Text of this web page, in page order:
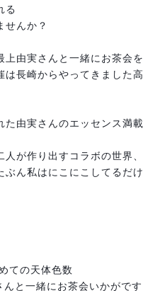
る
せんか？
由実さんと一緒にお茶会を
長崎からやってきました高
由実さんのエッセンス満載
が作り出すコラボの世界、
ん私はにこにこしてるだけ
ての天体色数
と一緒にお茶会いかがです